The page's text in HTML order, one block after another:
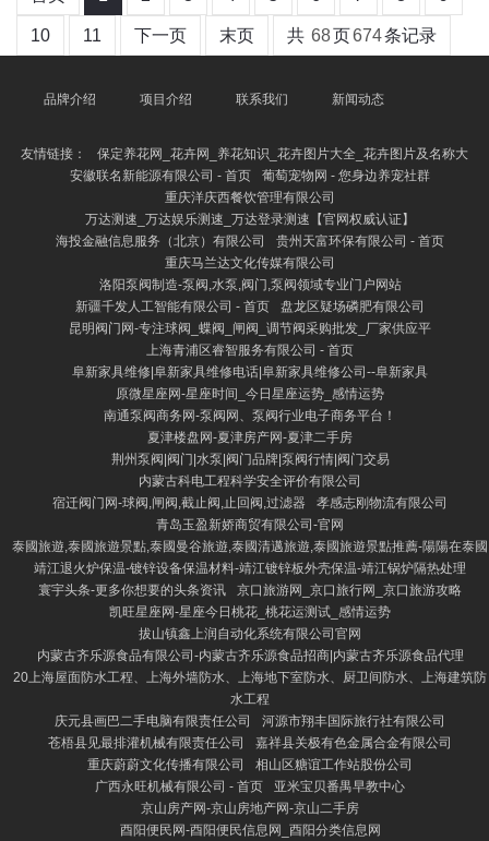
10 11 下一页 末页 共 68页674条记录
品牌介绍 项目介绍 联系我们 新闻动态
友情链接：
保定养花网_花卉网_养花知识_花卉图片大全_花卉图片及名称大
安徽联名新能源有限公司 - 首页
葡萄宠物网 - 您身边养宠社群
重庆洋庆西餐饮管理有限公司
万达测速_万达娱乐测速_万达登录测速【官网权威认证】
海投金融信息服务（北京）有限公司
贵州天富环保有限公司 - 首页
重庆马兰达文化传媒有限公司
洛阳泵阀制造-泵阀,水泵,阀门,泵阀领域专业门户网站
新疆千发人工智能有限公司 - 首页
盘龙区疑场磷肥有限公司
昆明阀门网-专注球阀_蝶阀_闸阀_调节阀采购批发_厂家供应平
上海青浦区睿智服务有限公司 - 首页
阜新家具维修|阜新家具维修电话|阜新家具维修公司--阜新家具
原微星座网-星座时间_今日星座运势_感情运势
南通泵阀商务网-泵阀网、泵阀行业电子商务平台！
夏津楼盘网-夏津房产网-夏津二手房
荆州泵阀|阀门|水泵|阀门品牌|泵阀行情|阀门交易
内蒙古科电工程科学安全评价有限公司
宿迁阀门网-球阀,闸阀,截止阀,止回阀,过滤器
孝感志刚物流有限公司
青岛玉盈新娇商贸有限公司-官网
泰國旅遊,泰國旅遊景點,泰國曼谷旅遊,泰國清邁旅遊,泰國旅遊景點推薦​-陽陽在泰國
靖江退火炉保温-镀锌设备保温材料-靖江镀锌板外壳保温-靖江锅炉隔热处理
寰宇头条-更多你想要的头条资讯
京口旅游网_京口旅行网_京口旅游攻略
凯旺星座网-星座今日桃花_桃花运测试_感情运势
拔山镇鑫上润自动化系统有限公司官网
内蒙古齐乐源食品有限公司-内蒙古齐乐源食品招商|内蒙古齐乐源食品代理
20上海屋面防水工程、上海外墙防水、上海地下室防水、厨卫间防水、上海建筑防
水工程
庆元县画巴二手电脑有限责任公司
河源市翔丰国际旅行社有限公司
苍梧县见最排灌机械有限责任公司
嘉祥县关极有色金属合金有限公司
重庆蔚蔚文化传播有限公司
相山区糖谊工作站股份公司
广西永旺机械有限公司 - 首页
亚米宝贝番禺早教中心
京山房产网-京山房地产网-京山二手房
酉阳便民网-酉阳便民信息网_酉阳分类信息网